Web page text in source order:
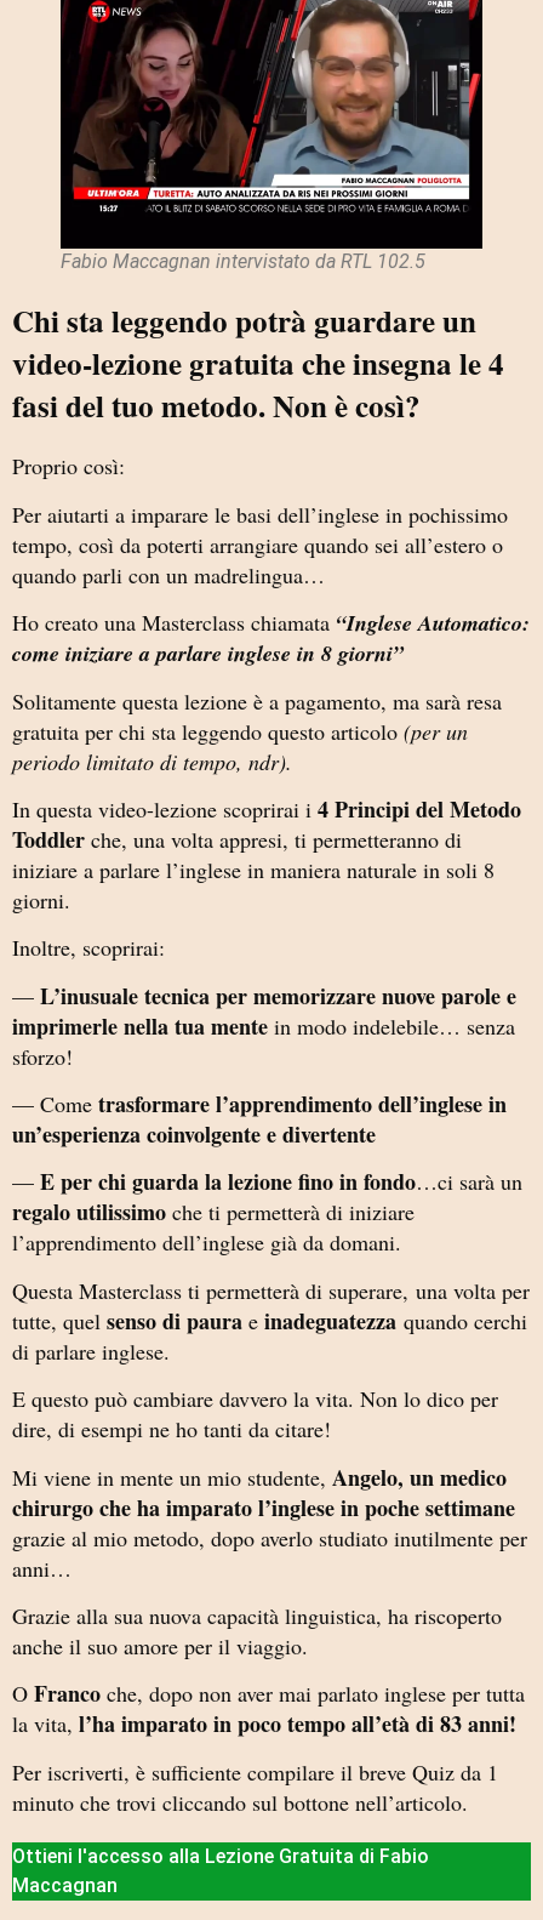
Fabio Maccagnan intervistato da RTL 102.5
Chi sta leggendo potrà guardare un
video-lezione gratuita che insegna le 4
fasi del tuo metodo. Non è così?
Proprio così:
Per aiutarti a imparare le basi dell’inglese in pochissimo
tempo, così da poterti arrangiare quando sei all’estero o
quando parli con un madrelingua…
Ho creato una Masterclass chiamata “Inglese Automatico:
come iniziare a parlare inglese in 8 giorni”
Solitamente questa lezione è a pagamento, ma sarà resa
gratuita per chi sta leggendo questo articolo (per un
periodo limitato di tempo, ndr).
In questa video-lezione scoprirai i 4 Principi del Metodo
Toddler che, una volta appresi, ti permetteranno di
iniziare a parlare l’inglese in maniera naturale in soli 8
giorni.
Inoltre, scoprirai:
— L’inusuale tecnica per memorizzare nuove parole e
imprimerle nella tua mente in modo indelebile… senza
sforzo!
— Come trasformare l’apprendimento dell’inglese in
un’esperienza coinvolgente e divertente
— E per chi guarda la lezione fino in fondo…ci sarà un
regalo utilissimo che ti permetterà di iniziare
l’apprendimento dell’inglese già da domani.
Questa Masterclass ti permetterà di superare, una volta per
tutte, quel senso di paura e inadeguatezza quando cerchi
di parlare inglese.
E questo può cambiare davvero la vita. Non lo dico per
dire, di esempi ne ho tanti da citare!
Mi viene in mente un mio studente, Angelo, un medico
chirurgo che ha imparato l’inglese in poche settimane
grazie al mio metodo, dopo averlo studiato inutilmente per
anni…
Grazie alla sua nuova capacità linguistica, ha riscoperto
anche il suo amore per il viaggio.
O Franco che, dopo non aver mai parlato inglese per tutta
la vita, l’ha imparato in poco tempo all’età di 83 anni!
Per iscriverti, è sufficiente compilare il breve Quiz da 1
minuto che trovi cliccando sul bottone nell’articolo.
Ottieni l'accesso alla Lezione Gratuita di Fabio
Maccagnan